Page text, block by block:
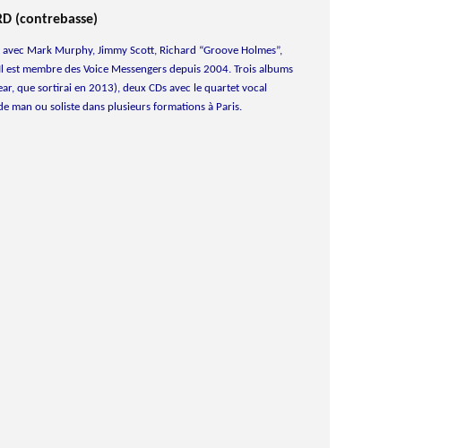
(contrebasse)
Mark Murphy, Jimmy Scott, Richard “Groove Holmes”,
membre des Voice Messengers depuis 2004. Trois albums
que sortirai en 2013), deux CDs avec le quartet vocal
man ou soliste dans plusieurs formations à Paris.